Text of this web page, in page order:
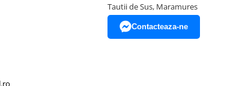
Tautii de Sus, Maramures
Contacteaza-ne